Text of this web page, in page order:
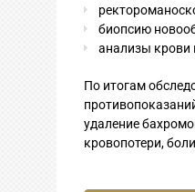
биопсию
анализы крови
По итогам
удаление
кровопотери,